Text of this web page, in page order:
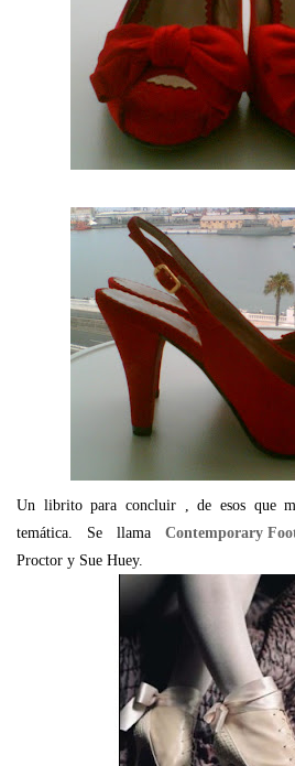
Un librito para concluir , de esos que
temática. Se llama Contemporary
Proctor y Sue Huey.